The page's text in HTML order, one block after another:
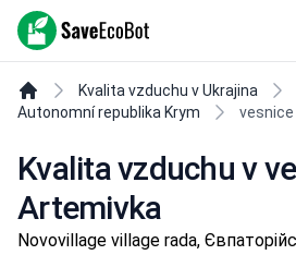
SaveEcoBot
Kvalita vzduchu v Ukrajina
Autonomní republika Krym
Kvalita vzduchu v
Artemivka
Novovillage village rada,